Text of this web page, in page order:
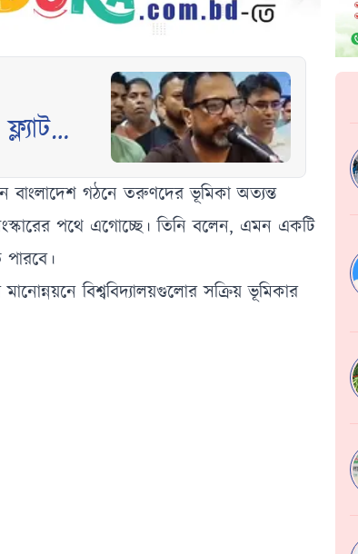
বাংলাদেশ গঠনে তরুণদের ভূমিকা অত্যন্ত
পথে এগোচ্ছে। তিনি বলেন, এমন একটি
পারবে।
বিশ্ববিদ্যালয়গুলোর সক্রিয় ভূমিকার